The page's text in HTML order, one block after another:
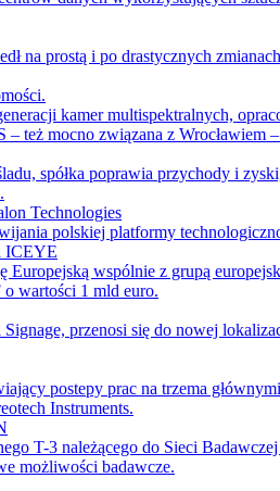
na prostą i po drastycznych
kamer multispektralnych,
też mocno związana z Wrocławiem
spółka poprawia przychody i
Technologies
polskiej platformy
ICEYE
wspólnie z grupą
wartości 1 mld euro.
przenosi się do nowej
postepy prac na trzema
Instruments.
T-3 należącego do Sieci
możliwości badawcze.